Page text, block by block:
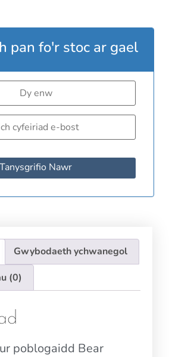
pan fo'r stoc ar gael
Tanysgrifio Nawr
Gwybodaeth ychwanegol
(0)
poblogaidd Bear